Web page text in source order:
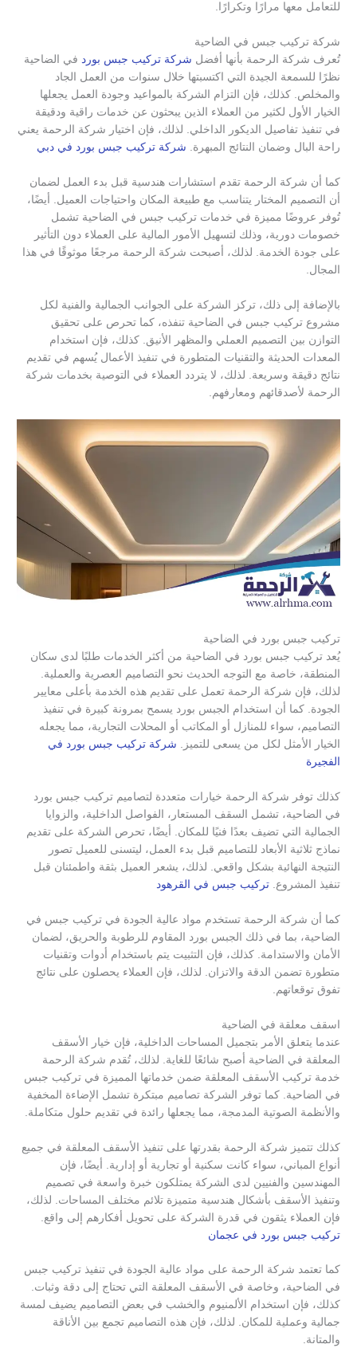
للتعامل معها مرارًا وتكرارًا.
شركة تركيب جبس في الضاحية
تُعرف شركة الرحمة بأنها أفضل شركة تركيب جبس بورد في الضاحية
نظرًا للسمعة الجيدة التي اكتسبتها خلال سنوات من العمل الجاد
والمخلص. كذلك، فإن التزام الشركة بالمواعيد وجودة العمل يجعلها
الخيار الأول لكثير من العملاء الذين يبحثون عن خدمات راقية ودقيقة
في تنفيذ تفاصيل الديكور الداخلي. لذلك، فإن اختيار شركة الرحمة يعني
راحة البال وضمان النتائج المبهرة. شركة تركيب جبس بورد في دبي
كما أن شركة الرحمة تقدم استشارات هندسية قبل بدء العمل لضمان
أن التصميم المختار يتناسب مع طبيعة المكان واحتياجات العميل. أيضًا،
تُوفر عروضًا مميزة في خدمات تركيب جبس في الضاحية تشمل
خصومات دورية، وذلك لتسهيل الأمور المالية على العملاء دون التأثير
على جودة الخدمة. لذلك، أصبحت شركة الرحمة مرجعًا موثوقًا في هذا
المجال.
بالإضافة إلى ذلك، تركز الشركة على الجوانب الجمالية والفنية لكل
مشروع تركيب جبس في الضاحية تنفذه، كما تحرص على تحقيق
التوازن بين التصميم العملي والمظهر الأنيق. كذلك، فإن استخدام
المعدات الحديثة والتقنيات المتطورة في تنفيذ الأعمال يُسهم في تقديم
نتائج دقيقة وسريعة. لذلك، لا يتردد العملاء في التوصية بخدمات شركة
الرحمة لأصدقائهم ومعارفهم.
تركيب جبس بورد في الضاحية
يُعد تركيب جبس بورد في الضاحية من أكثر الخدمات طلبًا لدى سكان
المنطقة، خاصة مع التوجه الحديث نحو التصاميم العصرية والعملية.
لذلك، فإن شركة الرحمة تعمل على تقديم هذه الخدمة بأعلى معايير
الجودة. كما أن استخدام الجبس بورد يسمح بمرونة كبيرة في تنفيذ
التصاميم، سواء للمنازل أو المكاتب أو المحلات التجارية، مما يجعله
الخيار الأمثل لكل من يسعى للتميز. شركة تركيب جبس بورد في
الفجيرة
كذلك توفر شركة الرحمة خيارات متعددة لتصاميم تركيب جبس بورد
في الضاحية، تشمل السقف المستعار، الفواصل الداخلية، والزوايا
الجمالية التي تضيف بعدًا فنيًا للمكان. أيضًا، تحرص الشركة على تقديم
نماذج ثلاثية الأبعاد للتصاميم قبل بدء العمل، ليتسنى للعميل تصور
النتيجة النهائية بشكل واقعي. لذلك، يشعر العميل بثقة واطمئنان قبل
تنفيذ المشروع.تركيب جبس في القرهود
كما أن شركة الرحمة تستخدم مواد عالية الجودة في تركيب جبس في
الضاحية، بما في ذلك الجبس بورد المقاوم للرطوبة والحريق، لضمان
الأمان والاستدامة. كذلك، فإن التثبيت يتم باستخدام أدوات وتقنيات
متطورة تضمن الدقة والاتزان. لذلك، فإن العملاء يحصلون على نتائج
تفوق توقعاتهم.
اسقف معلقة في الضاحية
عندما يتعلق الأمر بتجميل المساحات الداخلية، فإن خيار الأسقف
المعلقة في الضاحية أصبح شائعًا للغاية. لذلك، تُقدم شركة الرحمة
خدمة تركيب الأسقف المعلقة ضمن خدماتها المميزة في تركيب جبس
في الضاحية. كما توفر الشركة تصاميم مبتكرة تشمل الإضاءة المخفية
والأنظمة الصوتية المدمجة، مما يجعلها رائدة في تقديم حلول متكاملة.
كذلك تتميز شركة الرحمة بقدرتها على تنفيذ الأسقف المعلقة في جميع
أنواع المباني، سواء كانت سكنية أو تجارية أو إدارية. أيضًا، فإن
المهندسين والفنيين لدى الشركة يمتلكون خبرة واسعة في تصميم
وتنفيذ الأسقف بأشكال هندسية متميزة تلائم مختلف المساحات. لذلك،
فإن العملاء يثقون في قدرة الشركة على تحويل أفكارهم إلى واقع.
تركيب جبس بورد في عجمان
كما تعتمد شركة الرحمة على مواد عالية الجودة في تنفيذ تركيب جبس
في الضاحية، وخاصة في الأسقف المعلقة التي تحتاج إلى دقة وثبات.
كذلك، فإن استخدام الألمنيوم والخشب في بعض التصاميم يضيف لمسة
جمالية وعملية للمكان. لذلك، فإن هذه التصاميم تجمع بين الأناقة
والمتانة.